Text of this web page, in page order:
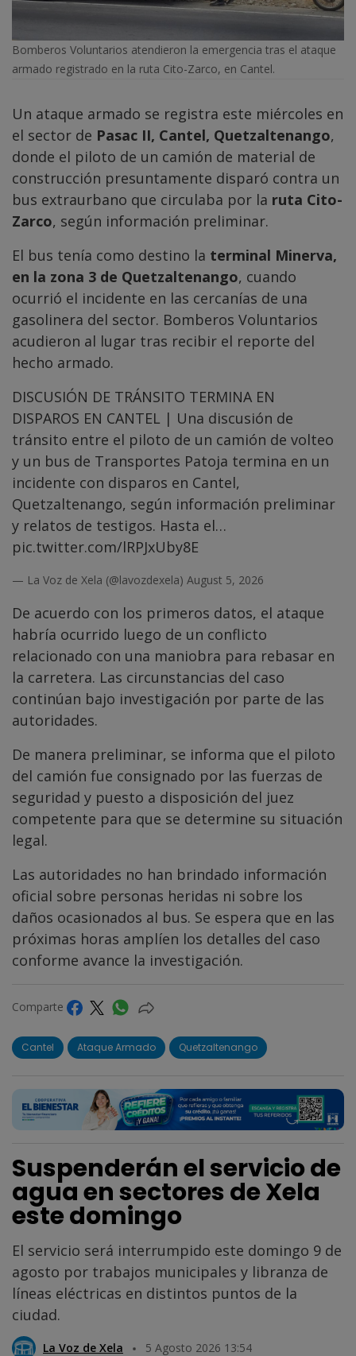
Bomberos Voluntarios atendieron la emergencia tras el ataque
armado registrado en la ruta Cito-Zarco, en Cantel.
Un ataque armado se registra este miércoles en
el sector de Pasac II, Cantel, Quetzaltenango,
donde el piloto de un camión de material de
construcción presuntamente disparó contra un
bus extraurbano que circulaba por la ruta Cito-
Zarco, según información preliminar.
El bus tenía como destino la terminal Minerva,
en la zona 3 de Quetzaltenango, cuando
ocurrió el incidente en las cercanías de una
gasolinera del sector. Bomberos Voluntarios
acudieron al lugar tras recibir el reporte del
hecho armado.
DISCUSIÓN DE TRÁNSITO TERMINA EN
DISPAROS EN CANTEL | Una discusión de
tránsito entre el piloto de un camión de volteo
y un bus de Transportes Patoja termina en un
incidente con disparos en Cantel,
Quetzaltenango, según información preliminar
y relatos de testigos. Hasta el…
pic.twitter.com/lRPJxUby8E
— La Voz de Xela (@lavozdexela) August 5, 2026
De acuerdo con los primeros datos, el ataque
habría ocurrido luego de un conflicto
relacionado con una maniobra para rebasar en
la carretera. Las circunstancias del caso
continúan bajo investigación por parte de las
autoridades.
De manera preliminar, se informa que el piloto
del camión fue consignado por las fuerzas de
seguridad y puesto a disposición del juez
competente para que se determine su situación
legal.
Las autoridades no han brindado información
oficial sobre personas heridas ni sobre los
daños ocasionados al bus. Se espera que en las
próximas horas amplíen los detalles del caso
conforme avance la investigación.
Comparte
Cantel Ataque Armado Quetzaltenango
Suspenderán el servicio de
agua en sectores de Xela
este domingo
El servicio será interrumpido este domingo 9 de
agosto por trabajos municipales y libranza de
líneas eléctricas en distintos puntos de la
ciudad.
La Voz de Xela 5 Agosto 2026 13:54